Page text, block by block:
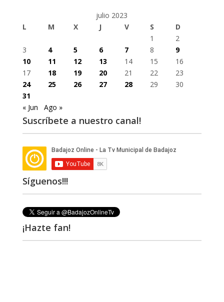
julio 2023
L
M X J V S
D
1
2
3
4 5 6 7 8
9
10
11 12 13 14 15
16
17
18 19 20 21 22
23
24
25 26 27 28 29
30
31
« Jun
Ago »
Suscríbete a nuestro canal!
Síguenos!!!
¡Hazte fan!